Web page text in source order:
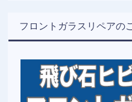
フロントガラスリペアの